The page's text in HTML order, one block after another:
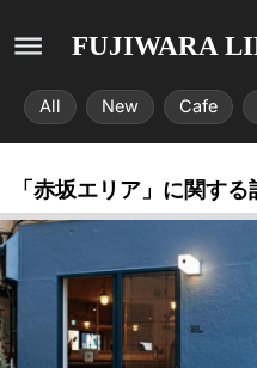
FUJIWARA
All New Cafe
「赤坂エリア」に関する